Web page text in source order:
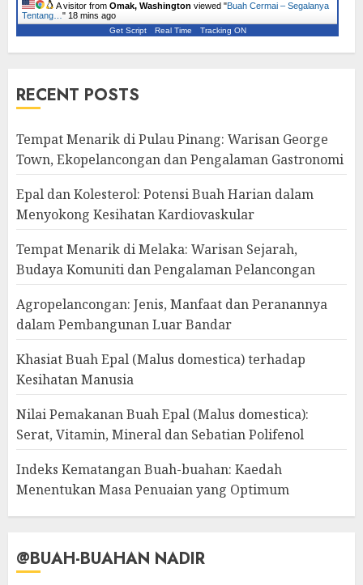
A visitor from Omak, Washington viewed "Buah Cermai – Segalanya
Tentang… " 18 mins ago
Get Script Real Time Tracking ON
RECENT POSTS
Tempat Menarik di Pulau Pinang: Warisan George
Town, Ekopelancongan dan Pengalaman Gastronomi
Epal dan Kolesterol: Potensi Buah Harian dalam
Menyokong Kesihatan Kardiovaskular
Tempat Menarik di Melaka: Warisan Sejarah,
Budaya Komuniti dan Pengalaman Pelancongan
Agropelancongan: Jenis, Manfaat dan Peranannya
dalam Pembangunan Luar Bandar
Khasiat Buah Epal (Malus domestica) terhadap
Kesihatan Manusia
Nilai Pemakanan Buah Epal (Malus domestica):
Serat, Vitamin, Mineral dan Sebatian Polifenol
Indeks Kematangan Buah-buahan: Kaedah
Menentukan Masa Penuaian yang Optimum
@BUAH-BUAHAN NADIR